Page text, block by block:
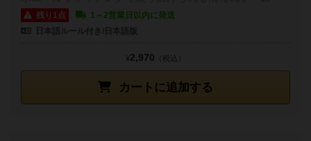
残り1点
1～2営業日以内に発送
カートに追加する
¥2,970 （税込）